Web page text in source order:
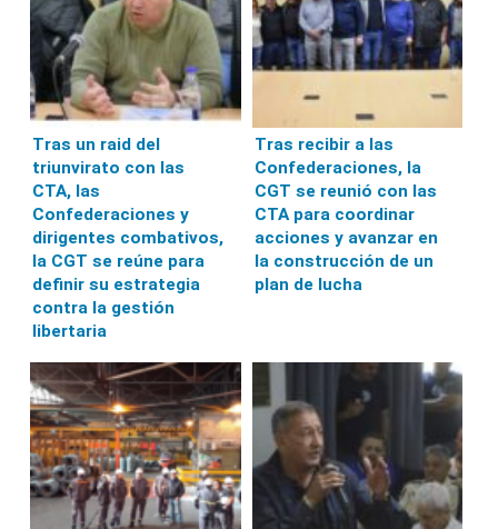
Tras un raid del
triunvirato con las
CTA, las
Confederaciones y
dirigentes combativos,
la CGT se reúne para
definir su estrategia
contra la gestión
libertaria
Tras recibir a las
Confederaciones, la
CGT se reunió con las
CTA para coordinar
acciones y avanzar en
la construcción de un
plan de lucha